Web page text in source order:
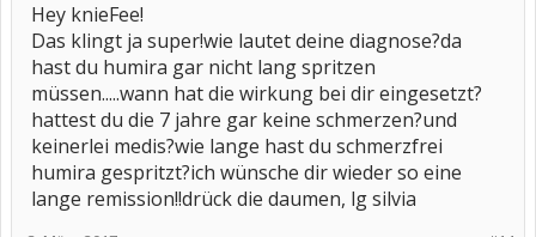
Viele Grüße von der KnieFee
Hey knieFee!
Das klingt ja super!wie lautet deine diagnose?da
hast du humira gar nicht lang spritzen
müssen.....wann hat die wirkung bei dir eingesetzt?
hattest du die 7 jahre gar keine schmerzen?und
keinerlei medis?wie lange hast du schmerzfrei
humira gespritzt?ich wünsche dir wieder so eine
lange remission!!drück die daumen, lg silvia